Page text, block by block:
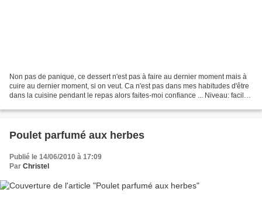
Non pas de panique, ce dessert n'est pas à faire au dernier moment mais à
cuire au dernier moment, si on veut. Ca n'est pas dans mes habitudes d'être
dans la cuisine pendant le repas alors faites-moi confiance ... Niveau: facile
Poulet parfumé aux herbes
Publié le 14/06/2010 à 17:09
Par Christel